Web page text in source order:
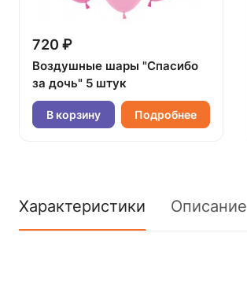
720 ₽
Воздушные шары "Спасибо
за дочь" 5 штук
В корзину Подробнее
Характеристики Описание